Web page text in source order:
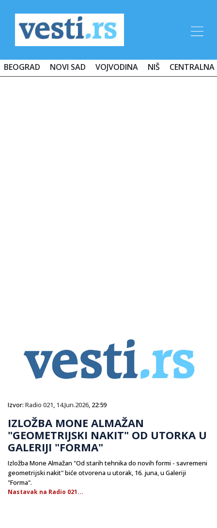
BEOGRAD NOVI SAD VOJVODINA NIŠ CENTRALNA
Izvor: Radio 021, 14.Jun.2026, 22:59
IZLOŽBA MONE ALMAŽAN
"GEOMETRIJSKI NAKIT" OD UTORKA U
GALERIJI "FORMA"
Izložba Mone Almažan "Od starih tehnika do novih formi - savremeni
geometrijski nakit" biće otvorena u utorak, 16. juna, u Galeriji
"Forma".
Nastavak na Radio 021...